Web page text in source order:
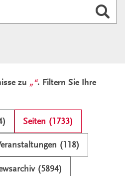
zu
. Filtern Sie Ihre
Seiten (1733)
(118)
(5894)